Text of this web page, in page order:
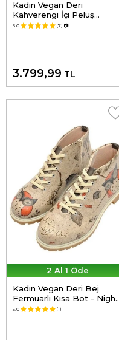
Kadın Vegan Deri
Kahverengi İçi Peluş
Bilekte Bot - Anatolian
5.0 (7) 📷
3.799,99 TL
2 Al 1 Öde
Kadın Vegan Deri Bej
Fermuarlı Kısa Bot - Night
Owl Tasarım
5.0 (1)